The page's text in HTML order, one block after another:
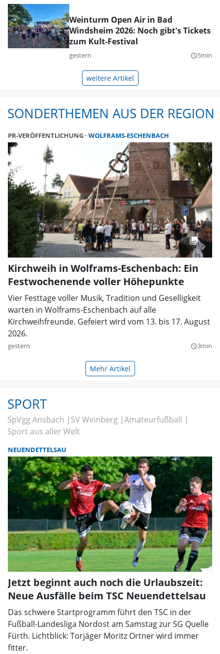
Weinturm Open Air in Bad
Windsheim 2026: Noch gibt's Tickets
zum Kult-Festival
gestern query_builder5min
weitere Artikel
SONDERTHEMEN AUS DER REGION
PR-VERÖFFENTLICHUNG WOLFRAMS-ESCHENBACH
Kirchweih in Wolframs-Eschenbach: Ein
Festwochenende voller Höhepunkte
Vier Festtage voller Musik, Tradition und Geselligkeit
warten in Wolframs-Eschenbach auf alle
Kirchweihfreunde. Gefeiert wird vom 13. bis 17. August
2026.
gestern query_builder3min
Mehr Artikel
SPORT
SpVgg Ansbach SV Weinberg Amateurfußball
Sport aus aller Welt
NEUENDETTELSAU
Jetzt beginnt auch noch die Urlaubszeit:
Neue Ausfälle beim TSC Neuendettelsau
Das schwere Startprogramm führt den TSC in der
Fußball-Landesliga Nordost am Samstag zur SG Quelle
Fürth. Lichtblick: Torjäger Moritz Ortner wird immer
fitter.